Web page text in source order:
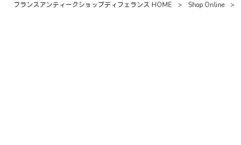
フランスアンティークショップディフェランス HOME > Shop Online >